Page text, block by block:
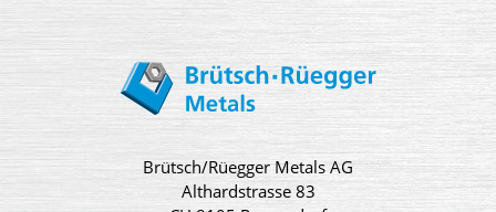
Brütsch/Rüegger Metals AG
Althardstrasse 83